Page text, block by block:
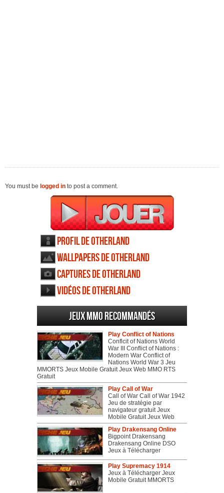
You must be logged in to post a comment.
Profil de Otherland
Wallpapers de Otherland
Captures de Otherland
Vidéos de Otherland
Jeux MMO recommandés
Play Conflict of Nations
Conflcit of Nations World
War III Conflict of Nations :
Modern War Conflict of
Nations World War 3 Jeu
MMORTS Jeux Mobile Gratuit Jeux Web MMO RTS
Gratuit
Play Call of War
Call of War Call of War 1942
Jeu de stratégie par
navigateur gratuit Jeux
Mobile Gratuit Jeux Web
Play Drakensang Online
Bigpoint Drakensang
Drakensang Online DSO
Jeux à Télécharger
Play Supremacy 1914
Jeux à Télécharger Jeux
Mobile Gratuit MMORTS